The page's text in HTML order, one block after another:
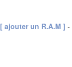
[ ajouter un R.A.M ] -